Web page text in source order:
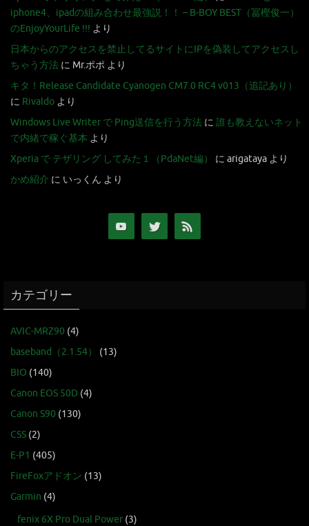
iphone4、ipadの組み合わせ最強説！！ – B-BOY BEST（冨樫俊一）
のEnjoyYourLife !!! より
日本からのアクセスを禁止してるサイトにIPを偽装してアクセスし
ちゃう方法 に Mr.ポポ より
キタ！Release Candidate Cyanogen CM7.0 RC4 v013（追記あり）
に Rivaldo より
Windows Live Writer で Ping送信を行う方法 に 誰も教えないネット
で内緒で稼ぐ基本 より
Xperia で テザリング してみた１（PdaNet編）
に arigataya より
かめ紹介 に いっくん より
カテゴリー
AVIC-MRZ90 (4)
baseband（2.1.54）
(13)
BIO (140)
Canon EOS 50D (4)
Canon S90 (130)
CSS (2)
E-P1 (405)
FireFoxアドオン (13)
Garmin (4)
fenix 6X Pro Dual Power (3)